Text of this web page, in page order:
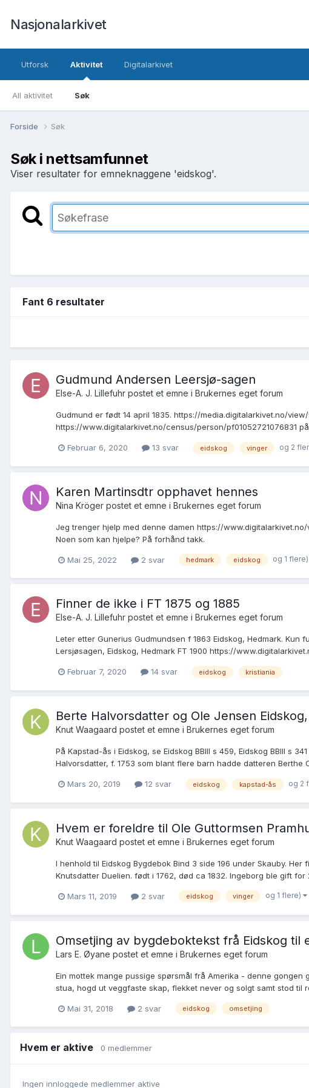
Nasjonalarkivet
Utforsk Aktivitet
All aktivitet Søk
Digitalarkivet
Forside Søk
Søk i nettsamfunnet
Viser resultater for emneknaggene 'eidskog'.
Fant 6 resultater
Gudmund Andersen Leersjø-sagen
Else-A. J. Lillefuhr postet et emne i Brukernes eget forum
Gudmund er født 14 april 1835. https://media.digitalarkivet.no/
https://www.digitalarkivet.no/census/person/pf01052721076831
Februar 6, 2020 13 svar eidskog vinger og 2
Karen Martinsdtr opphavet hennes
Nina Kröger postet et emne i Brukernes eget forum
Jeg trenger hjelp med denne damen https://
Noen som kan hjelpe? På forhånd takk.
Mai 25, 2022 2 svar hedmark eidskog og 1 flere)
Finner de ikke i FT 1875 og 1885
Else-A. J. Lillefuhr postet et emne i Brukernes eget forum
Leter etter Gunerius Gudmundsen f 1863 Eidskog, Hedmark.
Lersjøsagen, Eidskog, Hedmark FT 1900 https://
Februar 7, 2020 14 svar eidskog kristiania
Berte Halvorsdatter og Ole Jensen
Knut Waagaard postet et emne i Brukernes eget forum
På Kapstad-ås i Eidskog, se Eidskog BBIII s 459, Eidskog BBIII s
Halvorsdatter, f. 1753 som blant flere barn hadde datteren Berthe
Mars 20, 2019 12 svar eidskog kapstad-ås og 2
Hvem er foreldre til Ole Guttormsen
Knut Waagaard postet et emne i Brukernes eget forum
I henhold til Eidskog Bygdebok Bind 3 side 196 under Skauby.
Knutsdatter Duelien. født i 1762, død ca 1832. Ingeborg ble gift for
Mars 11, 2019 2 svar eidskog vinger og 1 flere)
Omsetjing av bygdeboktekst frå Eidskog til
Lars E. Øyane postet et emne i Brukernes eget forum
Ein mottek mange pussige spørsmål frå Amerika - denne
stua, hogd ut veggfaste skap, flekket never og solgt samt stod til
Mai 31, 2018 2 svar eidskog omsetjing
Hvem er aktive 0 medlemmer
Ingen innloggede medlemmer aktive